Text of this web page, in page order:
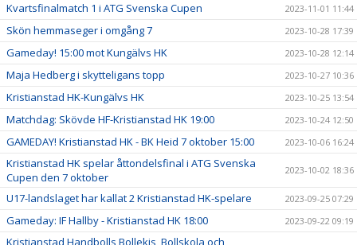
Kvartsfinalmatch 1 i ATG Svenska Cupen 2023-11-01 11:44
Skön hemmaseger i omgång 7 2023-10-28 17:39
Gameday! 15:00 mot Kungälvs HK 2023-10-28 12:14
Maja Hedberg i skytteligans topp 2023-10-27 10:36
Kristianstad HK-Kungälvs HK 2023-10-25 13:54
Matchdag: Skövde HF-Kristianstad HK 19:00 2023-10-24 12:50
GAMEDAY! Kristianstad HK - BK Heid 7 oktober 15:00 2023-10-06 16:24
Kristianstad HK spelar åttondelsfinal i ATG Svenska
Cupen den 7 oktober
2023-10-02 18:36
U17-landslaget har kallat 2 Kristianstad HK-spelare 2023-09-25 07:29
Gameday: IF Hallby - Kristianstad HK 18:00 2023-09-22 09:19
Kristianstad Handbolls Bollekis, Bollskola och